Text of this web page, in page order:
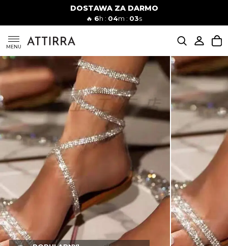
DOSTAWA ZA DARMO
🔥 6h : 04m : 02s
MENU
Mężczyźni
SUKIENKI
KOMPLETY
KOMBINEZONY
DÓŁ DAMSKIE
STROJE KĄPIELOWE
BLUZKI